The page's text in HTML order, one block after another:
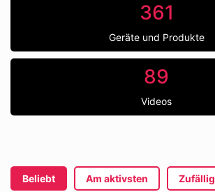
361
Geräte und Produkte
89
Videos
Beliebt Am aktivsten Zufällig